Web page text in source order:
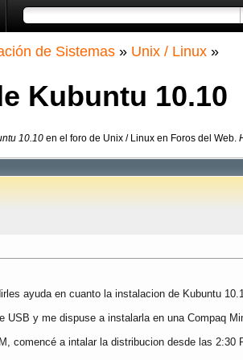
de Sistemas » Unix / Linux »
Kubuntu 10.10
10.10 en el foro de Unix / Linux en Foros del Web.
ayuda en cuanto la instalacion de Kubuntu
USB y me dispuse a instalarla en una Compaq
comencé a intalar la distribucion desde las 2:30